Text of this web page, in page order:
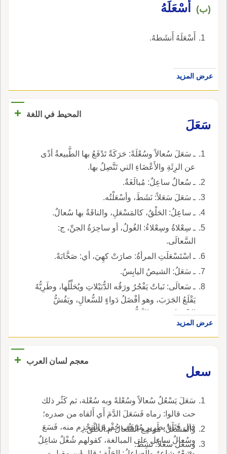
(ب) أَسْعَلَهُ
أَسْعَلَهُ أَنشَطهُ.
عرض المزيد
المحيط في اللغة
+
سَعَلَ
ـ سَعَلَ سُعالاً وسُعْلَةً: حَرَكَةٌ تَدْفَعُ بها الطَّبيعةُ أذًى
عن الرِئَةِ والأَعْضَاءِ التي تَتَّصِلُ بها.
ـ سُعالٌ ساعِلٌ: مُبالَغَةٌ.
ـ سَعَلَ سَعَلاً: نَشَطَ، وأسْعَلْتُه.
ـ ساعِلُ: الحَلْقُ، كالمَسْعَلِ، والناقَةُ بها سُعالٌ.
ـ سِعْلاةُ وسِعْلاءُ: الغُولُ، أو ساحِرَةُ الجنِّ، ج:
السَّعالَى.
ـ اسْتَسْعَلَتِ المرأةُ: صارَتْ كهِيَ، أي: صَخَّابَةً.
ـ سَعَلُ: الشيصُ اليابِسُ.
ـ سَعالَى: نَباتٌ يَفْجُرُ ورَقُه الدُّبَيْلاتِ ويُحَلِّلُها، وطَرِيُّهُ
يَقْلَعُ الجَرَبَ، وهو أفْضَلُ دَواءٍ للسُّعالِ، ويَفُشُّ
الانْتصابَ حتى التَّبَخُّرَ به.
عرض المزيد
معجم لسان العرب
+
سعل
سَعَلَ يَسْعُلُ سُعالاً وسُعْلةً وبه سُعْلة، ثم كَثُر ذلك
حت قالوا: رماه فَسَعَلَ الدَّمَ أَي أَلقاه من صدره؛
قال فَتَآيا بطَرِيرٍ مُرْهَف جُفْرةَ المَحْزِم منه، فَسَعَ
وسُعالٌ ساعِل على المبالغة، كقولهم شُغْلٌ شاغِلٌ
والمَسْعَلُ: موضع السُّعال م الحَلْق.
وسَعَلَ سَعْلاً: نَشِطَ.